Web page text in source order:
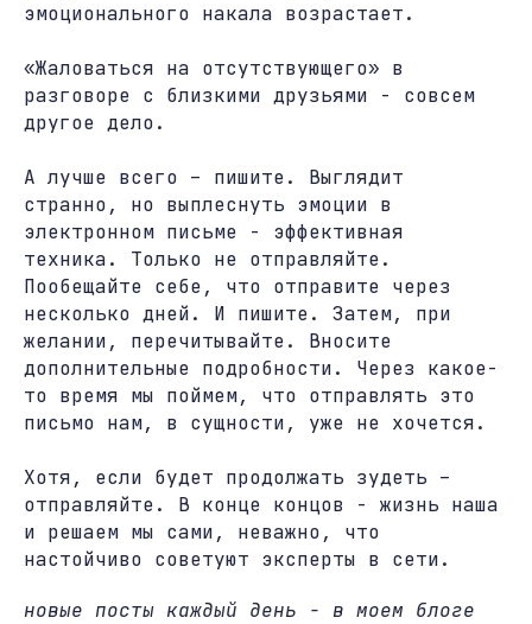
эмоционального накала возрастает.
«Жаловаться на отсутствующего» в
разговоре с близкими друзьями - совсем
другое дело.
А лучше всего – пишите. Выглядит
странно, но выплеснуть эмоции в
электронном письме - эффективная
техника. Только не отправляйте.
Пообещайте себе, что отправите через
несколько дней. И пишите. Затем, при
желании, перечитывайте. Вносите
дополнительные подробности. Через какое-
то время мы поймем, что отправлять это
письмо нам, в сущности, уже не хочется.
Хотя, если будет продолжать зудеть –
отправляйте. В конце концов - жизнь наша
и решаем мы сами, неважно, что
настойчиво советуют эксперты в сети.
новые посты каждый день - в моем блоге